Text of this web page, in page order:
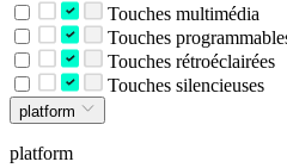
Touches multimédia
Touches
Touches rétroéclairées
Touches silencieuses
platform
platform